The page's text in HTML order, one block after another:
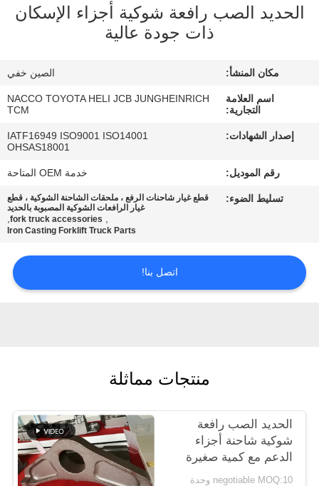
في
مراقبة
الجودة
اطلب
اقتباس
PRIVACY
POLICY
الحديد الصب رافعة شوكية أجزاء الإسكان
ذات جودة عالية
مكان المنشأ: الصين خفي
اسم العلامة
التجارية:
NACCO TOYOTA HELI JCB JUNGHEINRICH
TCM
إصدار الشهادات:
IATF16949 ISO9001 ISO14001
OHSAS18001
رقم الموديل: خدمة OEM المتاحة
تسليط الضوء:
قطع غيار شاحنات الرفع ، ملحقات الشاحنة الشوكية ، قطع
غيار الرافعات الشوكية المصبوبة بالحديد
,
fork truck accessories
,
Iron Casting Forklift Truck Parts
اتصل بنا!
منتجات مماثلة
الحديد الصب رافعة
شوكية شاحنة أجزاء
الدعم مع كمية صغيرة
مقبولة
negotiable MOQ:10 وحدة